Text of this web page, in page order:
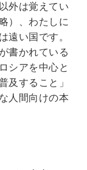
外は覚えてい
）、わたしに
遠い国です。
書かれている
シアを中心と
及すること」
人間向けの本